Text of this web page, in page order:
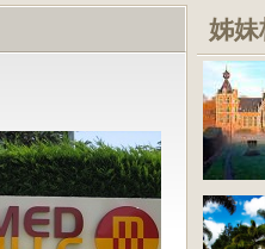
姊